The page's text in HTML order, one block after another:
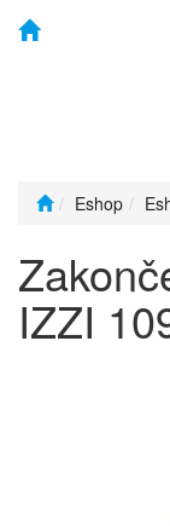
Eshop
IZZI